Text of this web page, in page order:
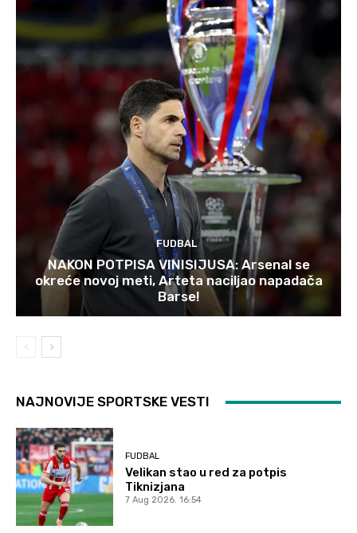
FUDBAL
NAKON POTPISA VINISIJUSA: Arsenal se
okreće novoj meti, Arteta naciljao napadača
Barse!
NAJNOVIJE SPORTSKE VESTI
FUDBAL
Velikan stao u red za potpis
Tiknizjana
7 Aug 2026. 16:54